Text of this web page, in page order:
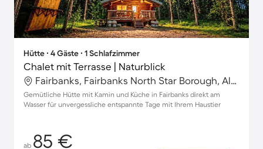
Hütte ∙ 4 Gäste ∙ 1 Schlafzimmer
Chalet mit Terrasse | Naturblick
Fairbanks, Fairbanks North Star Borough, Alaska
Gemütliche Hütte mit Kamin und Küche in Fairbanks direkt am
Wasser für unvergessliche entspannte Tage mit Ihrem Haustier
ab 85 €